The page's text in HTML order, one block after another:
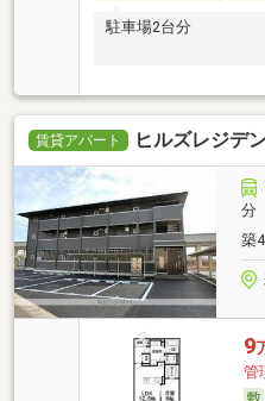
駐車場2台分
賃貸アパート ヒルズレジデ
分
築
9
管